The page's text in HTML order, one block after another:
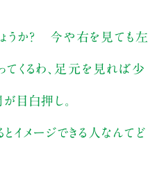
うか？ 今や右を見ても左
てくるわ、足元を見れば少
目白押し。
イメージできる人なんてど